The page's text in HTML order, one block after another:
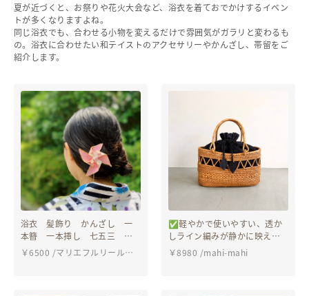
ヘルプ
ご利用ガイド
夏が近づくと、お祭りや花火大会など、浴衣を着ておでかけするイベン
トが多くなりますよね。
同じ浴衣でも、合わせる小物を変えるだけで雰囲気がガラリと変わるも
の。浴衣に合わせたい和テイストのアクセサリーやかんざし、帯留をご
紹介します。
浴衣 髪飾り かんざし 一
本簪 一本挿し 七五三 子
供 かざぐるまかんざし〜風
の音〜 全4色
￥6500 /マリエフルリール大
✅軽やかで使いやすい、透か
しライン編みが静かに映え
る。
￥8980 /mahi-mahi